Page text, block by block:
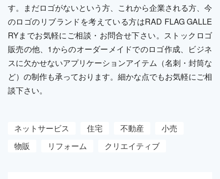
す。まだロゴがないという方、これから企業される方、今
のロゴのリブランドを考えている方はRAD FLAG GALLE
RYまでお気軽にご相談・お問合せ下さい。ストックロゴ
販売の他、1からのオーダーメイドでのロゴ作成、ビジネ
スに欠かせないアプリケーションアイテム（名刺・封筒な
ど）の制作も承っております。細かな点でもお気軽にご相
談下さい。
ネットサービス 住宅 不動産
小売
物販
リフォーム クリエイティブ